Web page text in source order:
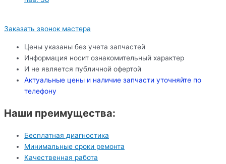
Заказать звонок мастера
Цены указаны без учета запчастей
Информация носит ознакомительный характер
И не является публичной офертой
Актуальные цены и наличие запчасти уточняйте по
телефону
Наши преимущества:
Бесплатная диагностика
Минимальные сроки ремонта
Качественная работа